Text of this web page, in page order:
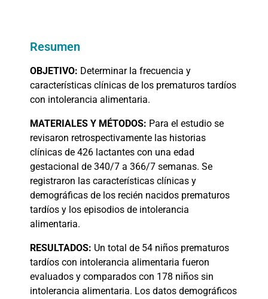
Resumen
OBJETIVO: Determinar la frecuencia y
características clínicas de los prematuros tardíos
con intolerancia alimentaria.
MATERIALES Y MÉTODOS: Para el estudio se
revisaron retrospectivamente las historias
clínicas de 426 lactantes con una edad
gestacional de 340/7 a 366/7 semanas. Se
registraron las características clínicas y
demográficas de los recién nacidos prematuros
tardíos y los episodios de intolerancia
alimentaria.
RESULTADOS: Un total de 54 niños prematuros
tardíos con intolerancia alimentaria fueron
evaluados y comparados con 178 niños sin
intolerancia alimentaria. Los datos demográficos